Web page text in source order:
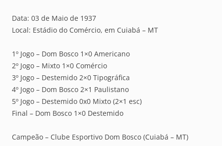
Data: 03 de Maio de 1937
Local: Estádio do Comércio, em Cuiabá – MT
1º Jogo – Dom Bosco 1×0 Americano
2º Jogo – Mixto 1×0 Comércio
3º Jogo – Destemido 2×0 Tipográfica
4º Jogo – Dom Bosco 2×1 Paulistano
5º Jogo – Destemido 0x0 Mixto (2×1 esc)
Final – Dom Bosco 1×0 Destemido
Campeão – Clube Esportivo Dom Bosco (Cuiabá – MT)